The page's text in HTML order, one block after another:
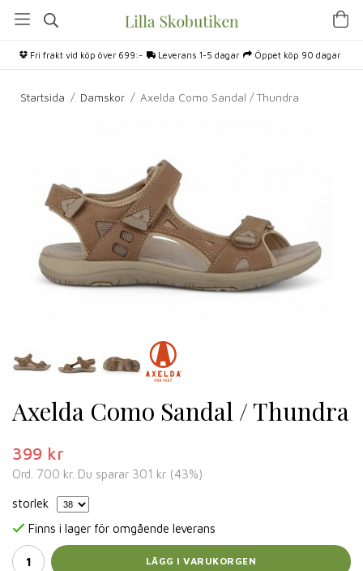
Fri frakt vid köp över 699:- Leverans 1-5 dagar Öppet köp 90 dagar
Startsida / Damskor / Axelda Como Sandal / Thundra
Axelda Como Sandal / Thundra
399 kr
Ord. 700 kr. Du sparar 301 kr (43%)
storlek
Finns i lager för omgående leverans
LÄGG I VARUKORGEN